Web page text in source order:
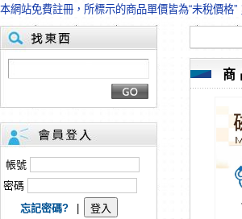
本網站免費註冊，所標示的商品單價皆為“未稅價格
HP、EPSON、CANON原廠耗材價格浮動，下單前
本網站免費註冊，所標示的商品單價皆為“未稅價格
匯款客戶請注意！因商品繁複來不及發現短缺，遂
本網站免費註冊，所標示的商品單價皆為“未稅價格
茲因國際情勢變化石油及塑化原物料波動漲幅甚
本網站免費註冊，所標示的商品單價皆為“未稅價格
HP、EPSON、CANON原廠耗材價格浮動，下單前
本網站免費註冊，所標示的商品單價皆為“未稅價格
匯款客戶請注意！因商品繁複來不及發現短缺，遂
本網站免費註冊，所標示的商品單價皆為“未稅價格
帳號
密碼
忘記密碼?
商